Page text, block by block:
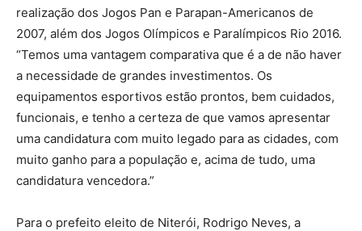
realização dos Jogos Pan e Parapan-Americanos de
2007, além dos Jogos Olímpicos e Paralímpicos Rio 2016.
“Temos uma vantagem comparativa que é a de não haver
a necessidade de grandes investimentos. Os
equipamentos esportivos estão prontos, bem cuidados,
funcionais, e tenho a certeza de que vamos apresentar
uma candidatura com muito legado para as cidades, com
muito ganho para a população e, acima de tudo, uma
candidatura vencedora.”
Para o prefeito eleito de Niterói, Rodrigo Neves, a